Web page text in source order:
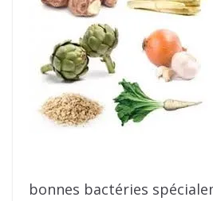
bonnes bactéries